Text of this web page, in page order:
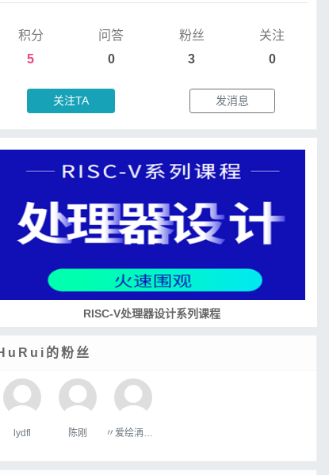
积分
5
问答
0
粉丝
3
关注
0
关注TA 发消息
RISC-V处理器设计系列课程
的粉丝
lydfl 陈刚